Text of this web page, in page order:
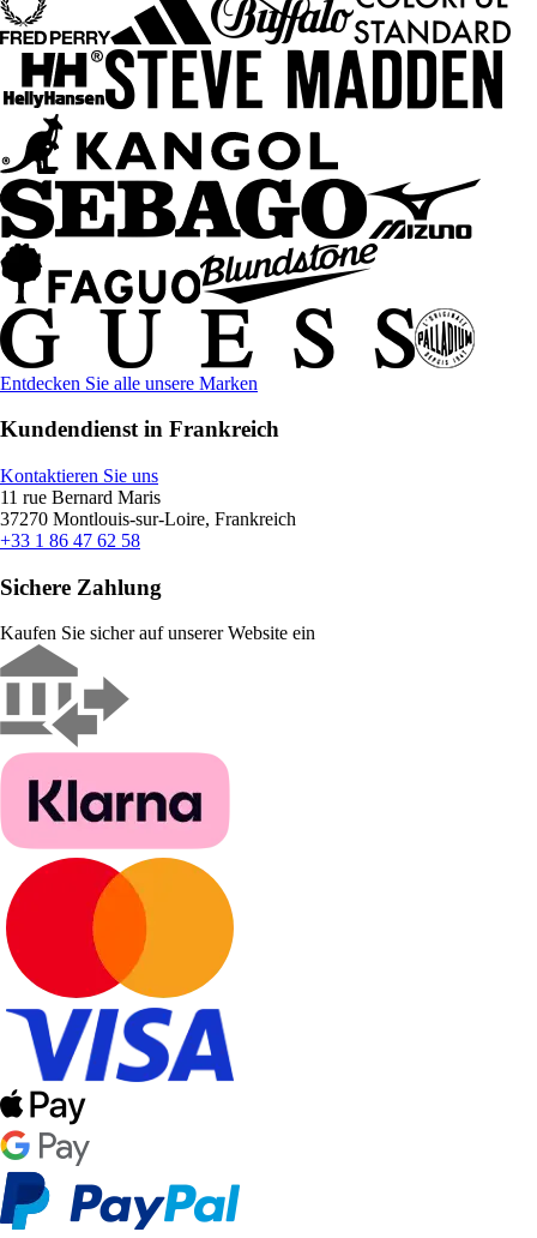
Entdecken Sie alle unsere Marken
Kundendienst in Frankreich
Kontaktieren Sie uns
11 rue Bernard Maris
37270 Montlouis-sur-Loire, Frankreich
+33 1 86 47 62 58
Sichere Zahlung
Kaufen Sie sicher auf unserer Website ein